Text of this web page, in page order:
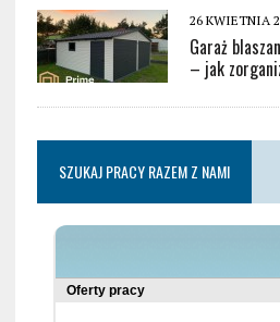
26 KWIETNIA
Garaż
– jak
SZUKAJ PRACY RAZEM Z NAMI